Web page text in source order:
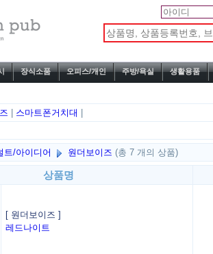
장식소품 오피스/개인 주방/욕실 생활용품
스마트폰거치대
트/아이디어 원더보이즈(총 7 개의 상품)
상품명
[ 원더보이즈 ]
레드나이트